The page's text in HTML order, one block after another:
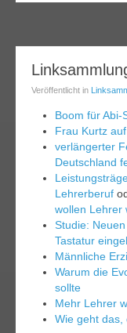
Veröffentlicht in
Boom für Abi-
Frau Kurtz
verlängerter
Deutschland
Lehrerberuf
wollen Lehrer
Studie:
Tastatur
Männliche
Warum die
sollte
Mehr Lehrer
Wie geht das,